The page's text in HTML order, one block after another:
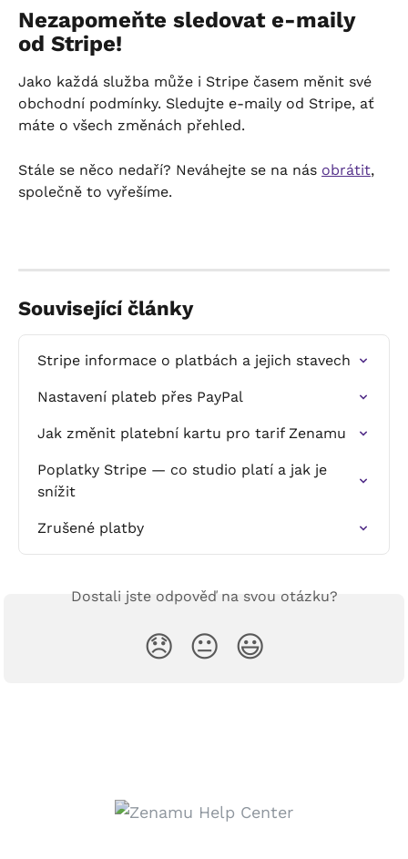
Nezapomeňte sledovat e-maily
od Stripe!
Jako každá služba může i Stripe časem měnit své
obchodní podmínky. Sledujte e-maily od Stripe, ať
máte o všech změnách přehled.
Stále se něco nedaří? Neváhejte se na nás obrátit,
společně to vyřešíme.
Související články
Stripe informace o platbách a jejich stavech
Nastavení plateb přes PayPal
Jak změnit platební kartu pro tarif Zenamu
Poplatky Stripe — co studio platí a jak je
snížit
Zrušené platby
Dostali jste odpověď na svou otázku?
😞 😐 😃